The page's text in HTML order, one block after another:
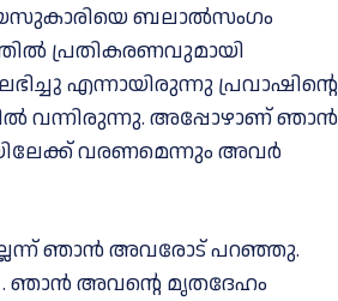
ബലാല്‍സംഗം
പ്രതികരണവുമായി
എന്നായിരുന്നു പ്രവാഷിന്റെ
വന്നിരുന്നു. അപ്പോഴാണ് ഞാന്‍
വരണമെന്നും അവര്‍
ഞാന്‍ അവരോട് പറഞ്ഞു.
ഞാന്‍ അവന്റെ മൃതദേഹം